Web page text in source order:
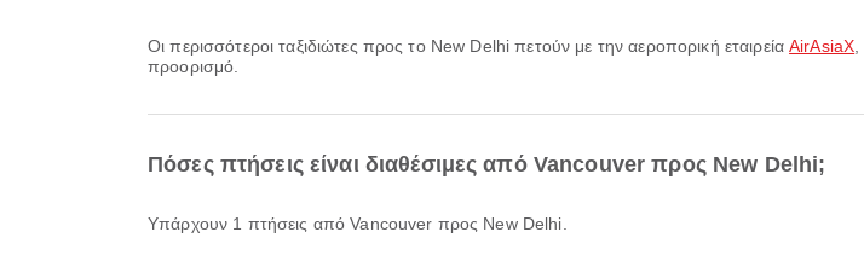
Οι περισσότεροι ταξιδιώτες προς το New Delhi πετούν με την αεροπορική εταιρείαAirAsiaX
προορισμό.
Πόσες πτήσεις είναι διαθέσιμες από Vancouver προς New Delhi;
Υπάρχουν 1 πτήσεις από Vancouver προς New Delhi.